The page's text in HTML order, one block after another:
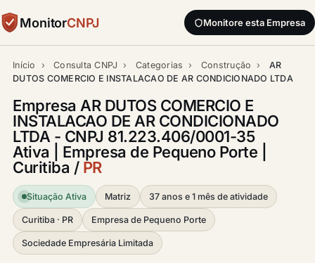
MonitorCNPJ Monitore esta Empresa
Início › Consulta CNPJ › Categorias › Construção ›
AR
DUTOS COMERCIO E INSTALACAO DE AR CONDICIONADO LTDA
Empresa AR DUTOS COMERCIO E
INSTALACAO DE AR CONDICIONADO
LTDA - CNPJ 81.223.406/0001-35
Ativa | Empresa de Pequeno Porte |
Curitiba / PR
Situação Ativa Matriz 37 anos e 1 mês de atividade
Curitiba · PR Empresa de Pequeno Porte
Sociedade Empresária Limitada